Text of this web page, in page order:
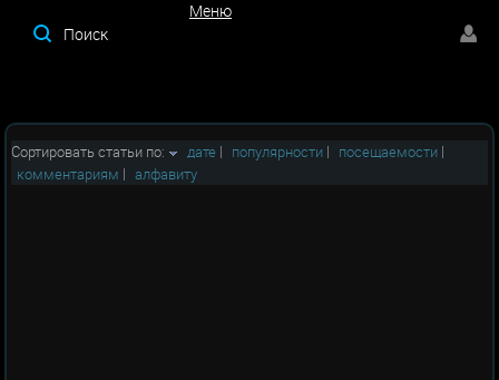
Меню
Сортировать статьи по: дате | популярности | посещаемости |
комментариям | алфавиту